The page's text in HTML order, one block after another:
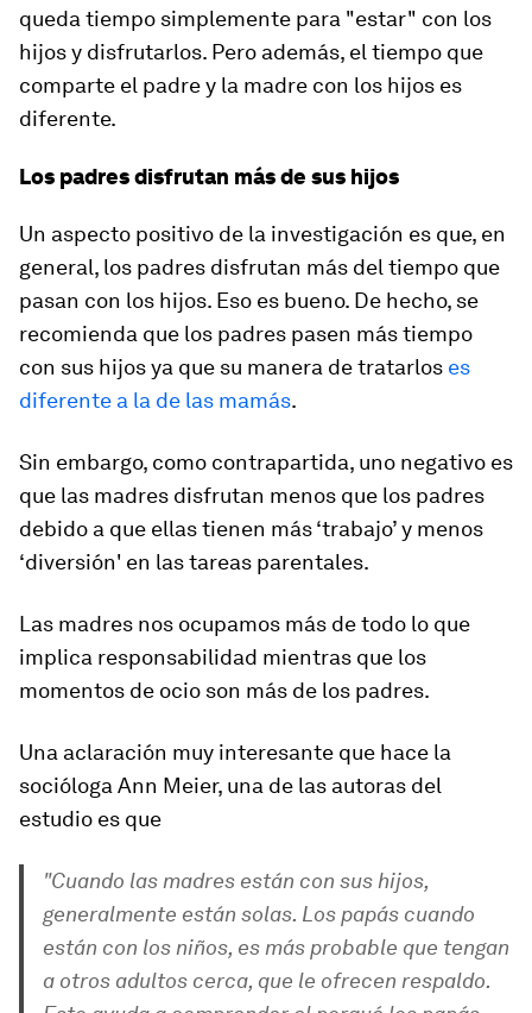
queda tiempo simplemente para "estar" con los
hijos y disfrutarlos. Pero además, el tiempo que
comparte el padre y la madre con los hijos es
diferente.
Los padres disfrutan más de sus hijos
Un aspecto positivo de la investigación es que, en
general, los padres disfrutan más del tiempo que
pasan con los hijos. Eso es bueno. De hecho, se
recomienda que los padres pasen más tiempo
con sus hijos ya que su manera de tratarlos es
diferente a la de las mamás.
Sin embargo, como contrapartida, uno negativo es
que las madres disfrutan menos que los padres
debido a que ellas tienen más ‘trabajo’ y menos
‘diversión' en las tareas parentales.
Las madres nos ocupamos más de todo lo que
implica responsabilidad mientras que los
momentos de ocio son más de los padres.
Una aclaración muy interesante que hace la
socióloga Ann Meier, una de las autoras del
estudio es que
"Cuando las madres están con sus hijos,
generalmente están solas. Los papás cuando
están con los niños, es más probable que tengan
a otros adultos cerca, que le ofrecen respaldo.